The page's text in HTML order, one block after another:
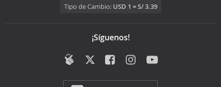
Tipo de Cambio: USD 1 = S/ 3.39
¡Síguenos!